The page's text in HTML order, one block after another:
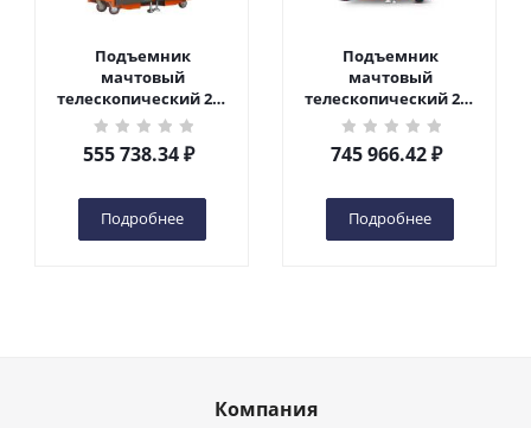
Подъемник
мачтовый
телескопический 200
кг 6 м TOR GTWY6-200S
DC 2-мачтовый
(автономный) (G) в
555 738.34₽
Подробнее
Подъемник
мачтовый
телескопический 200
кг 10 м TOR GTWY10-
200S DC 2-мачтовый
(автономный) (N) в
745 966.42₽
Подробнее
Компания